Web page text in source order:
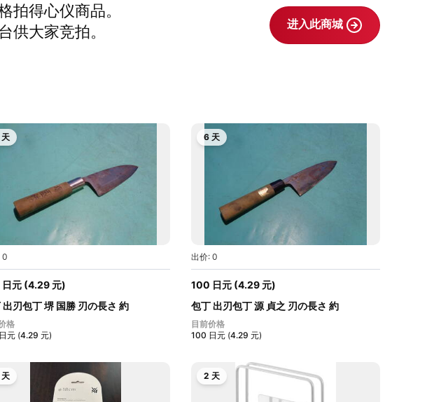
拍得心仪商品。
供大家竞拍。
进入此商城
0
日元 (4.29 元)
出刃包丁 堺 国勝 刃の長さ 約
格
日元 (4.29 元)
6 天
出价: 0
100 日元 (4.29 元)
包丁 出刃包丁 源 貞之 刃の長さ 約
16.6cm...
目前价格
100 日元 (4.29 元)
2 天